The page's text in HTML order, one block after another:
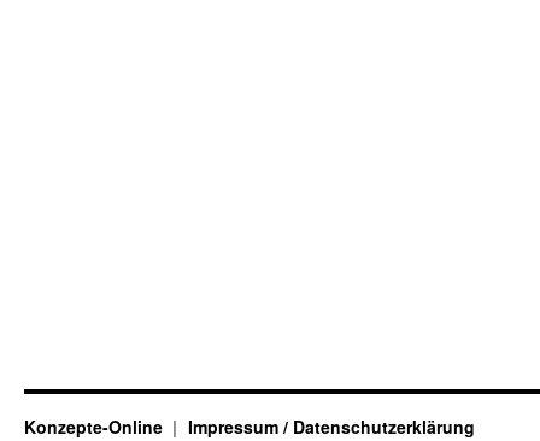
Konzepte-Online Impressum / Datenschutzerklärung